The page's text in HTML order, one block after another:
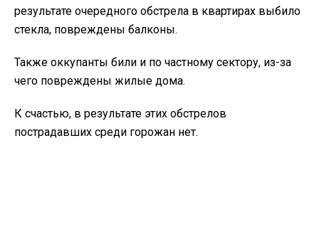
результате очередного обстрела в квартирах выбило
стекла, повреждены балконы.
Также оккупанты били и по частному сектору, из-за
чего повреждены жилые дома.
К счастью, в результате этих обстрелов
пострадавших среди горожан нет.